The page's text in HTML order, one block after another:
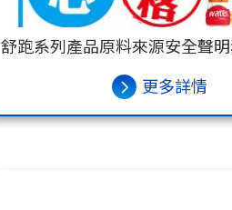
舒跑系列產品原料來源安全聲
更多詳情